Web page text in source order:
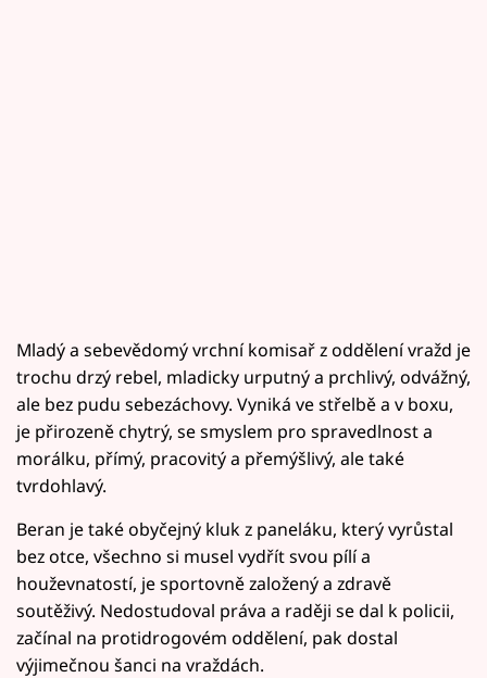
Mladý a sebevědomý vrchní komisař z oddělení vražd je
trochu drzý rebel, mladicky urputný a prchlivý, odvážný,
ale bez pudu sebezáchovy. Vyniká ve střelbě a v boxu,
je přirozeně chytrý, se smyslem pro spravedlnost a
morálku, přímý, pracovitý a přemýšlivý, ale také
tvrdohlavý.
Beran je také obyčejný kluk z paneláku, který vyrůstal
bez otce, všechno si musel vydřít svou pílí a
houževnatostí, je sportovně založený a zdravě
soutěživý. Nedostudoval práva a raději se dal k policii,
začínal na protidrogovém oddělení, pak dostal
výjimečnou šanci na vraždách.